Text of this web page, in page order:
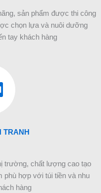
sản phẩm được thi công
chọn lựa và nuôi dưỡng
tay khách hàng
TRANH
trường, chất lượng cao tạo
phù hợp với túi tiền và nhu
hàng